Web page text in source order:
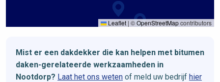
Leaflet | ©OpenStreetMapcontributors
Mist er een dakdekker die kan helpen met bitumen
daken-gerelateerde werkzaamheden in
Nootdorp? Laat het ons weten of meld uw bedrijf hier